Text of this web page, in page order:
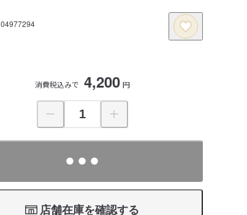
04977294
消費税込みで 4,200 円
店舗在庫を確認する